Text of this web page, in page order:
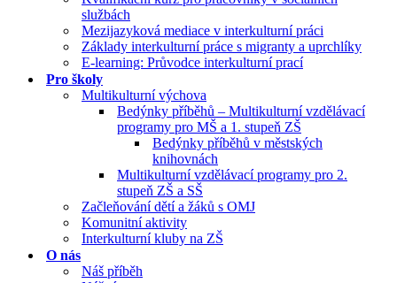
službách
Mezijazyková mediace v interkulturní práci
Základy interkulturní práce s migranty a uprchlíky
E-learning: Průvodce interkulturní prací
Pro školy
Multikulturní výchova
Bedýnky příběhů – Multikulturní vzdělávací
programy pro MŠ a 1. stupeň ZŠ
Bedýnky příběhů v městských
knihovnách
Multikulturní vzdělávací programy pro 2.
stupeň ZŠ a SŠ
Začleňování dětí a žáků s OMJ
Komunitní aktivity
Interkulturní kluby na ZŠ
O nás
Náš příběh